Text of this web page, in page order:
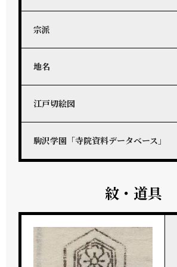
宗派
地名
江戸切絵図
駒沢学園「寺院資料データベース」
紋・道具